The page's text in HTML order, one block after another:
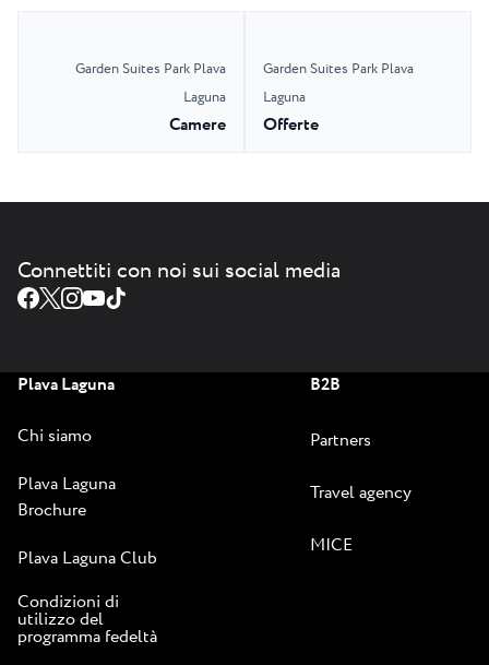
Garden Suites Park Plava
Laguna
Camere
Garden Suites Park Plava
Laguna
Offerte
Connettiti con noi sui social media
Plava Laguna
Chi siamo
Plava Laguna
Brochure
Plava Laguna Club
Condizioni di
utilizzo del
programma fedeltà
B2B
Partners
Travel agency
MICE